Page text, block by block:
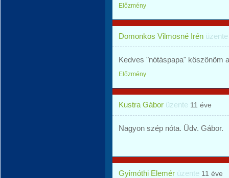
Előzmény
Domonkos Vilmosné Irén
Kedves "nótáspapa" köszönöm
Előzmény
Kustra Gábor üzente 11 éve
Nagyon szép nóta. Üdv. Gábor.
Gyimóthi Elemér üzente 11 éve